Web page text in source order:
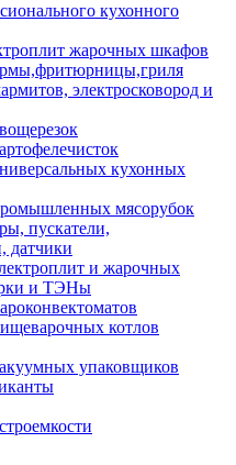
кухонного
жарочных шкафов
электросковород и
кухонных
мясорубок
пускатели,
датчики
и жарочных
и ТЭНы
котлов
упаковщиков